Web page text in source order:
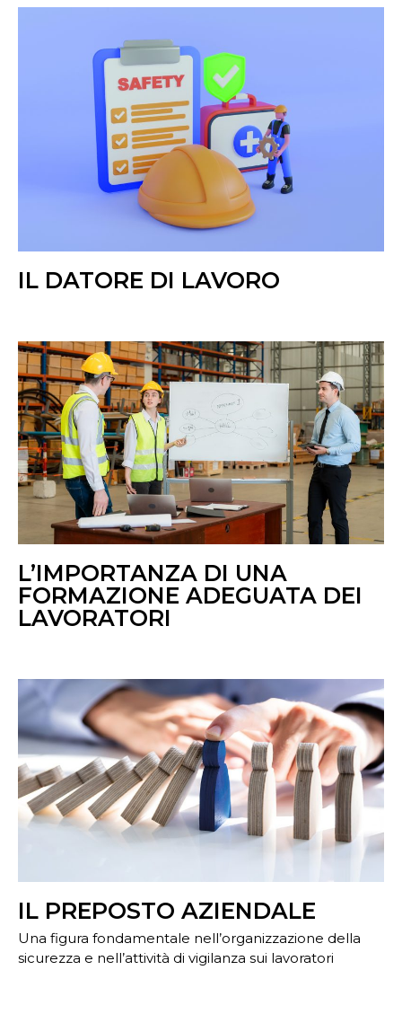
IL DATORE DI LAVORO
L’IMPORTANZA DI UNA
FORMAZIONE ADEGUATA DEI
LAVORATORI
IL PREPOSTO AZIENDALE
Una figura fondamentale nell’organizzazione della
sicurezza e nell’attività di vigilanza sui lavoratori